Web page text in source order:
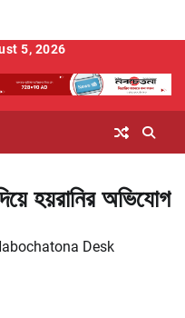
5, 2026
হয়রানির অভিযোগ
Desk